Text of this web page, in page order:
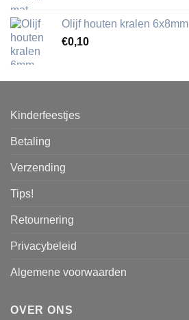
Olijf houten kralen 6x8mm
€0,10
Kinderfeestjes
Betaling
Verzending
Tips!
Retournering
Privacybeleid
Algemene voorwaarden
OVER ONS